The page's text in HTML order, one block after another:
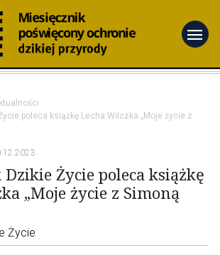
menu
poleca książkę Lecha Wilczka „Moje życie z
Życie poleca książkę
„Moje życie z Simoną
Życie